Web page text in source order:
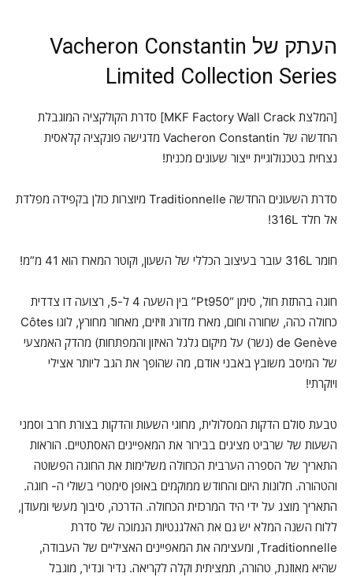
העתק של Vacheron Constantin
Limited Collection Series
[המלצת MKF Factory Wall Crack] סדרת הקולקציה המוגבלת
החדשה של Vacheron Constantin מדגישה פונקציה קלאסית
נצחית בטכנולוגיית ייצור שעונים מכנית!
סדרת השעונים החדשה Traditionnelle מיוצרות כולן בקפידה מפלדת
אל חלד 316L!
חומר 316L עובר בעיצוב הכללי של השעון, וקוטר המארז הוא 41 מ”מ!
חוגה בהתזת חול, סימן “Pt950” בין השעה 4 ל-5, רצועה דו צדדית
כחולה כהה, שחורה וחום, מארז מדורג וזיזים, מאחור מחורץ, לוגו Côtes
de Genève (נשר) על מיקום גלגל האיזון והמפתחות) מהדק האמצעי
של המיסב משובץ באבני אודם, מה שהופך את הגב ליותר אצילי
ויוקרתי!
טבעת סולם הדקות המסלולית, מחוגי השעות והדקות בצורת חרב וסמני
השעות של שרביט מציגים בבירור את המאפיינים האסתטיים. הוראות
התאריך של הספרה הערבית הכחולה משלימות את החוגה הפשוטה
והטהורה. חלונות היום והחודש ממוקמים באופן סימטרי בשולי ה- חוגה.
התאריך מוצג על ידי היד המרכזית הכחולה. הדרכה, סיבוך מעשי ומעודן,
ללוח השנה המלא יש גם את האלגנטיות הנמוכה של סדרת
Traditionnelle, ומעצימה את המאפיינים האציליים של העבודה,
שהיא מאוזנת, טהורה, תמציתית וקלה לקריאה. נדיר ונדיר, מוגבל